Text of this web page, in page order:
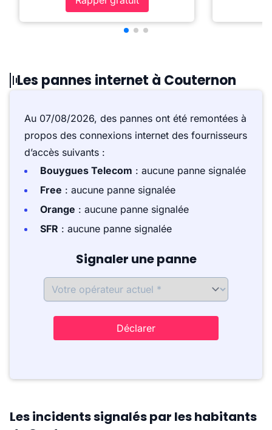
Les pannes internet à Couternon
Au 07/08/2026, des pannes ont été remontées à
propos des connexions internet des fournisseurs
d’accès suivants :
Bouygues Telecom : aucune panne signalée
Free : aucune panne signalée
Orange : aucune panne signalée
SFR : aucune panne signalée
Signaler une panne
Déclarer
Les incidents signalés par les habitants